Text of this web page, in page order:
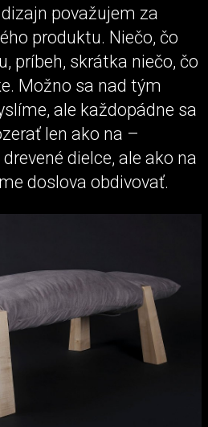
považujem za
produktu. Niečo, čo
príbeh, skrátka niečo, čo
Možno sa nad tým
ale každopádne sa
len ako na –
dielce, ale ako na
doslova obdivovať.